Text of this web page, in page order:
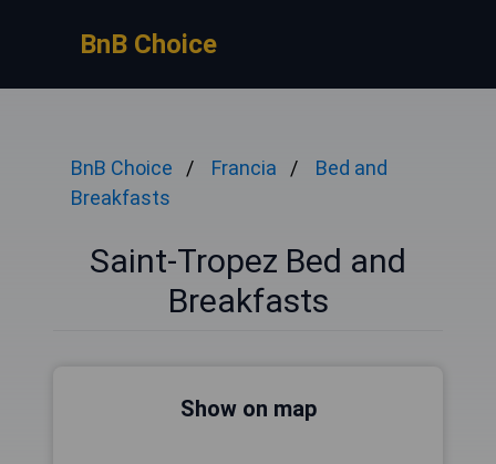
BnB Choice
BnB Choice Francia
Bed and
Breakfasts
Saint-Tropez Bed and
Breakfasts
Show on map